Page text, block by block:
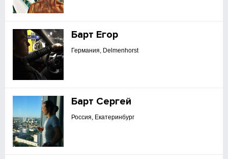
Барт Егор
Германия, Delmenhorst
Барт Сергей
Россия, Екатеринбург